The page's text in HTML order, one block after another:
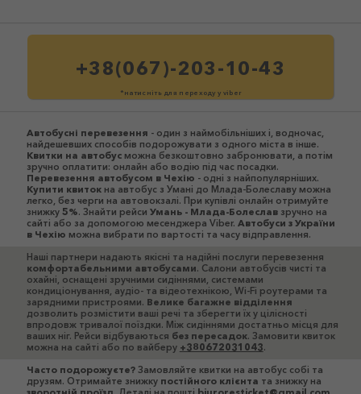
+38(067)-203-10-43
*натисніть для переходу у viber
Автобусні перевезення - один з наймобільніших і, водночас,
найдешевших способів подорожувати з одного міста в інше.
Квитки на автобусможна безкоштовно забронювати, а потім
зручно оплатити: онлайн або водію під час посадки.
Перевезення автобусом в Чехію - одні з найпопулярніших.
Купити квитокна автобус з Умані до Млада-Болеславу можна
легко, без черги на автовокзалі. При купівлі онлайн отримуйте
знижку 5%. Знайти рейси Умань - Млада-Болеславзручно на
сайті або за допомогою месенджера Viber. Автобуси з України
в Чехію можна вибрати по вартості та часу відправлення.
Наші партнери надають якісні та надійні послуги перевезення
комфортабельними автобусами. Салони автобусів чисті та
охайні, оснащені зручними сидіннями, системами
кондиціонування, аудіо- та відеотехнікою, Wi-Fi роутерами та
зарядними пристроями. Велике багажне відділення
дозволить розмістити ваші речі та зберегти їх у цілісності
впродовж тривалої поїздки. Між сидіннями достатньо місця для
ваших ніг. Рейси відбуваються без пересадок. Замовити квиток
можна на сайті або по вайберу +380672031043.
Часто подорожуєте?Замовляйте квитки на автобус собі та
друзям. Отримайте знижку постійного клієнта та знижку на